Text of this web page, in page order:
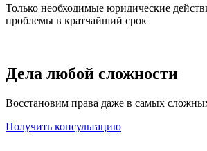
Только необходимые юридические
проблемы в кратчайший срок
Дела любой сложности
Восстановим права даже в самых
Получить консультацию